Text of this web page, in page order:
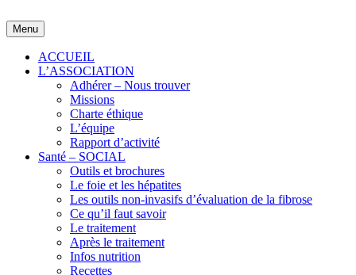
to
content
Menu
ACCUEIL
L’ASSOCIATION
Adhérer – Nous trouver
Missions
Charte éthique
L’équipe
Rapport d’activité
Santé – SOCIAL
Outils et brochures
Le foie et les hépatites
Les outils non-invasifs d’évaluation de la fibrose
Ce qu’il faut savoir
Le traitement
Après le traitement
Infos nutrition
Recettes